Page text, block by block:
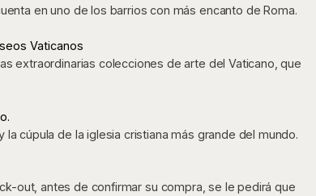
en uno de los barrios con más encanto de Roma.
Vaticanos
extraordinarias colecciones de arte del Vaticano, que
cúpula de la iglesia cristiana más grande del mundo.
out, antes de confirmar su compra, se le pedirá que